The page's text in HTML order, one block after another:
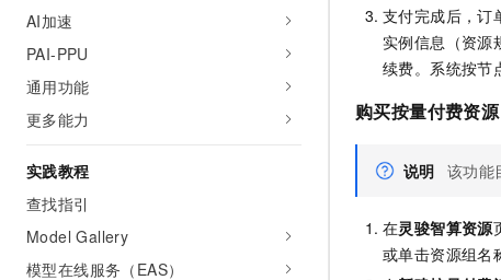
AI加速
PAI-PPU
通用功能
更多能力
实践教程
查找指引
Model Gallery
模型在线服务（EAS）
支付完成后，订
实例信息（资源
续费。系统按节
购买按量付费资源
说明 该功能
在灵骏智算资源
或单击资源组名